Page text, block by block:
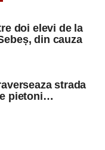
doi elevi de la
din cauza
strada
pietoni…